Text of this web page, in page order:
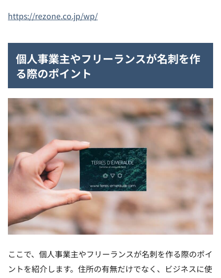
https://rezone.co.jp/wp/
個人事業主やフリーランスが名刺を作
る際のポイント
ここで、個人事業主やフリーランスが名刺を作る際のポイ
ントを紹介します。住所の有無だけでなく、ビジネスに使